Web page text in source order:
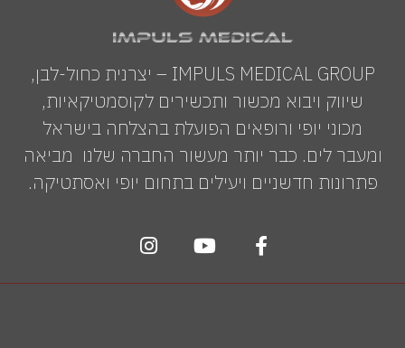
IMPULS MEDICAL GROUP – יצרנית כחול-לבן,
שיווק ויבוא מכשור ותכשירים לקוסמטיקאיות,
מכוני יופי ורופאים הפועלת בהצלחה בישראל
ומעבר לים. כבר יותר מעשור החברה שלנו מביאה
פתרונות חדשניים ויעילים בתחום יופי ואסתטיקה.